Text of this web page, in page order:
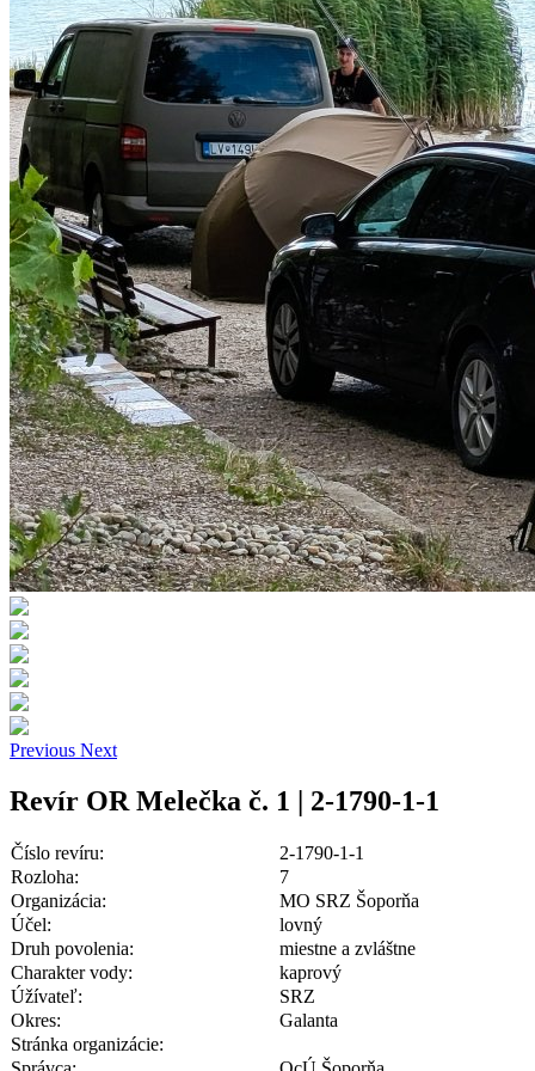
Previous Next
Revír OR Melečka č. 1 | 2-1790-1-1
Číslo revíru:
2-1790-1-1
Rozloha:
7
Organizácia:
MO SRZ Šoporňa
Účel:
lovný
Druh povolenia:
miestne a zvláštne
Charakter vody:
kaprový
Úžívateľ:
SRZ
Okres:
Galanta
Stránka organizácie: